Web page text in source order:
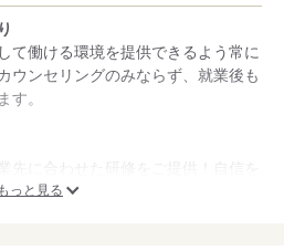
て働ける環境を提供できるよう常に
ウンセリングのみならず、就業後も
す。
先に合わせた研修をご提供！自信を
ます！就業後も定期的に利用できる
もっと見る